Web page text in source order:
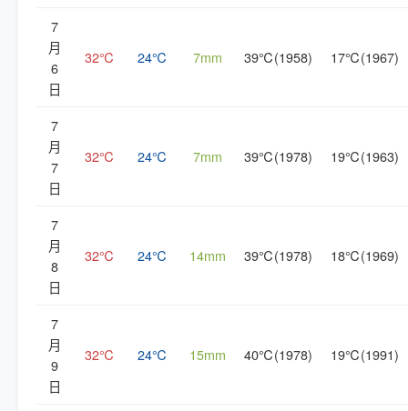
7
月
6
日
32℃ 24℃ 7mm 39℃(1958) 17℃(1967)
7
月
7
日
32℃ 24℃ 7mm 39℃(1978) 19℃(1963)
7
月
8
日
32℃ 24℃ 14mm 39℃(1978) 18℃(1969)
7
月
9
日
32℃ 24℃ 15mm 40℃(1978) 19℃(1991)